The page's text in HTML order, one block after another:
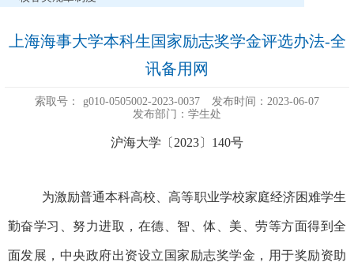
上海海事大学本科生国家励志奖学金评选办法-全
讯备用网
索取号： g010-0505002-2023-0037
发布时间：2023-06-07
发布部门：学生处
沪海大学〔2023〕140号
为激励普通本科高校、高等职业学校家庭经济困难学生
勤奋学习、努力进取，在德、智、体、美、劳等方面得到全
面发展，中央政府出资设立国家励志奖学金，用于奖励资助